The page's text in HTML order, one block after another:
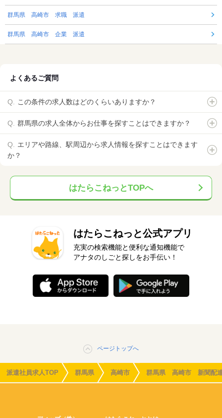
群馬県 高崎市 求職 派遣
群馬県 高崎市 企業 派遣
よくあるご質問
この条件の求人数はどのくらいありますか？
群馬県の求人全体からお仕事を探すことはできますか？
エリアや路線、駅周辺から求人情報を探すことはできます
か？
はたらこねっとTOPへ
はたらこねっと公式アプリ
充実の検索機能と便利な通知機能で
アナタのしごと探しをお手伝い！
ページトップへ
派遣社員求人TOP 群馬県 高崎市 群馬県 高崎市 新聞配